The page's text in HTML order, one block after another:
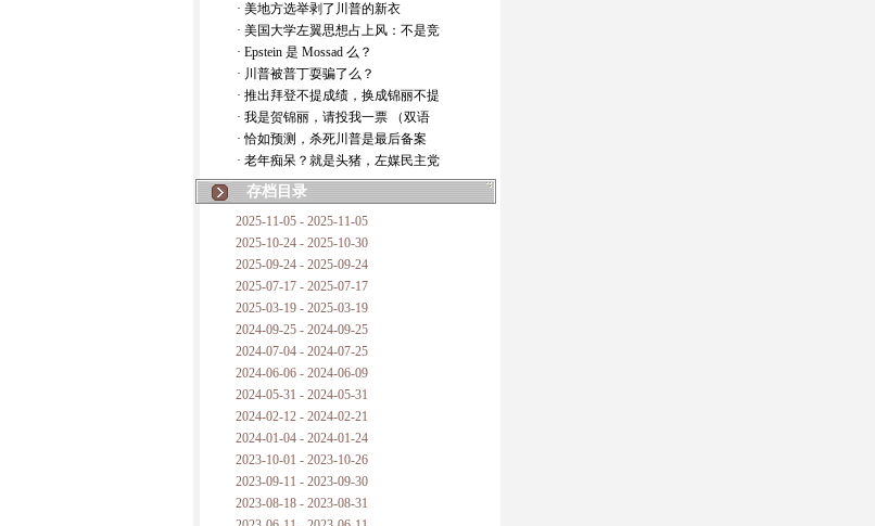
· 美地方选举剥了川普的新衣
· 美国大学左翼思想占上风：不是竞
· Epstein 是 Mossad 么？
· 川普被普丁耍骗了么？
· 推出拜登不提成绩，换成锦丽不提
· 我是贺锦丽，请投我一票 （双语
· 恰如预测，杀死川普是最后备案
· 老年痴呆？就是头猪，左媒民主党
存档目录
2025-11-05 - 2025-11-05
2025-10-24 - 2025-10-30
2025-09-24 - 2025-09-24
2025-07-17 - 2025-07-17
2025-03-19 - 2025-03-19
2024-09-25 - 2024-09-25
2024-07-04 - 2024-07-25
2024-06-06 - 2024-06-09
2024-05-31 - 2024-05-31
2024-02-12 - 2024-02-21
2024-01-04 - 2024-01-24
2023-10-01 - 2023-10-26
2023-09-11 - 2023-09-30
2023-08-18 - 2023-08-31